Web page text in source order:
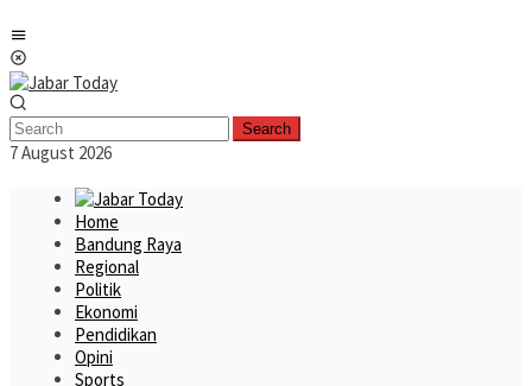
to
content
Search
7 August 2026
Home
Bandung Raya
Regional
Politik
Ekonomi
Pendidikan
Opini
Sports